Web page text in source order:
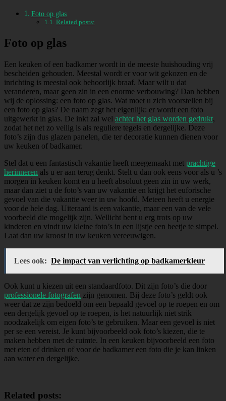
Foto op glas
Related posts:
Foto op glas
Een keuken of een badkamer wordt in de meeste huishouding vrij
bescheiden gehouden. Meestal wordt er voor wit gekozen en de
inrichting is meestal ook behoorlijk braaf. Maar wilt u dat
veranderen, maar geen zin in een enorme verbouwing? Dan hebben
wij de oplossing: een foto op glas. Wat moet u zich voorstellen bij
een foto op glas? De naam zegt het eigenlijk: er wordt een foto
uitgewerkt in glas. De inkt zal wel achter het glas worden gedrukt,
zodat het net zo veilig is als reguliere tegels en dergelijke. Deze
foto’s zijn dus glazen panelen, die ter decoratie kunnen dienen voor
uw keuken of badkamer.
Stel dat u een fantastisch vakantie heeft meegemaakt met prachtige
herinneren als u er aan terug denkt. Stelt u dan ook eens voor als u ’s
morgen in keuken komt en u heeft absoluut geen zin in uw werk,
maar dan ziet u de foto’s van uw vakantie en krijgt het euforische
gevoel van die vakantie weer in uw hoofd. Meteen heeft u energie
voor de hele dag. Uiteraard is een vakantie, maar een van de vele
voorbeeld die mogelijk zijn. Wellicht bent u erg trots op uw
kinderen en vindt uw kleine foto’s in een lijstje een beetje te simpel.
Laat dan uw kroost in uw keuken vereeuwigen.
Lees ook: De impact van verlichting op badkamerkleur
Ook kunt u kiezen uit een standaardfoto. Dit zijn foto’s die door
professionele fotografen zijn genomen. Bij deze foto’s geldt ook
weer dat ze zijn bedoeld om een bepaald gevoel op te roepen en om
een dergelijk gevoel op te roepen, is het natuurlijk niet strik
noodzakelijk om eigen foto’s te gebruiken. Maar een gevoel is niet
per se een vereist. Je kunt bijvoorbeeld ook foto’s kiezen, die te
maken hebben met de ruimte. In een keuken bijvoorbeeld een foto
met eten of drinken of voor de badkamer een foto die je kan linken
aan water en dergelijke.
Related posts: